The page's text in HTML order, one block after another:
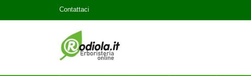
Contattaci